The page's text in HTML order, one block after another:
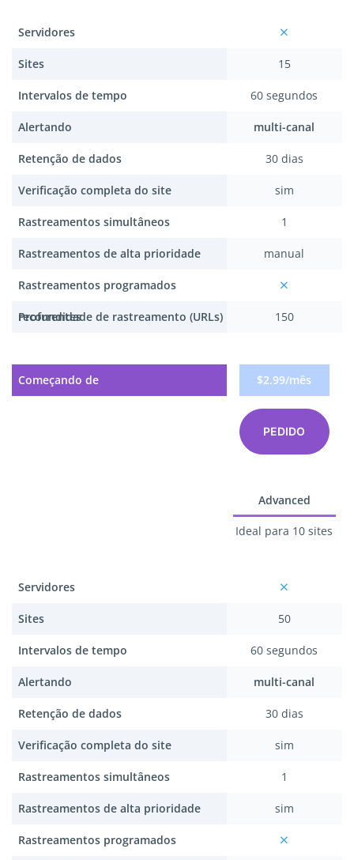
Servidores
Sites
Intervalos de tempo
Alertando
Retenção de dados
Verificação completa do site
Rastreamentos simultâneos
Rastreamentos de alta prioridade
Rastreamentos programados
recorrentes
Profundidade de rastreamento (URLs)
Começando de
15
60 segundos
multi-canal
30 dias
sim
1
manual
150
$2.99/mês
PEDIDO
Servidores
Sites
Intervalos de tempo
Alertando
Retenção de dados
Verificação completa do site
Rastreamentos simultâneos
Rastreamentos de alta prioridade
Rastreamentos programados
Advanced
Ideal para 10 sites
50
60 segundos
multi-canal
30 dias
sim
1
sim